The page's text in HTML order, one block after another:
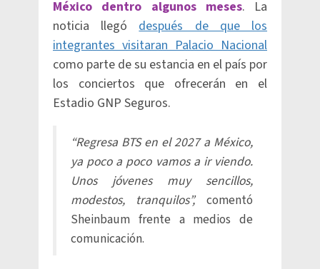
México dentro algunos meses. La
noticia llegódespués de que los
integrantes visitaran Palacio Nacional
como parte de su estancia en el país por
los conciertos que ofrecerán en el
Estadio GNP Seguros.
“Regresa BTS en el 2027 a México,
ya poco a poco vamos a ir viendo.
Unos jóvenes muy sencillos,
modestos, tranquilos”,comentó
Sheinbaum frente a medios de
comunicación.